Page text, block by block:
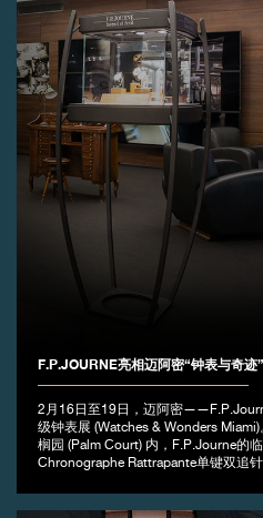
F.P.JOURNE亮相迈阿密“钟表与奇迹
2月16日至19日，迈阿密
级钟表展 (Watches & Wonders
榈园 (Palm Court) 内，F.P.Journe的
Chronographe Rattrapante单键双追